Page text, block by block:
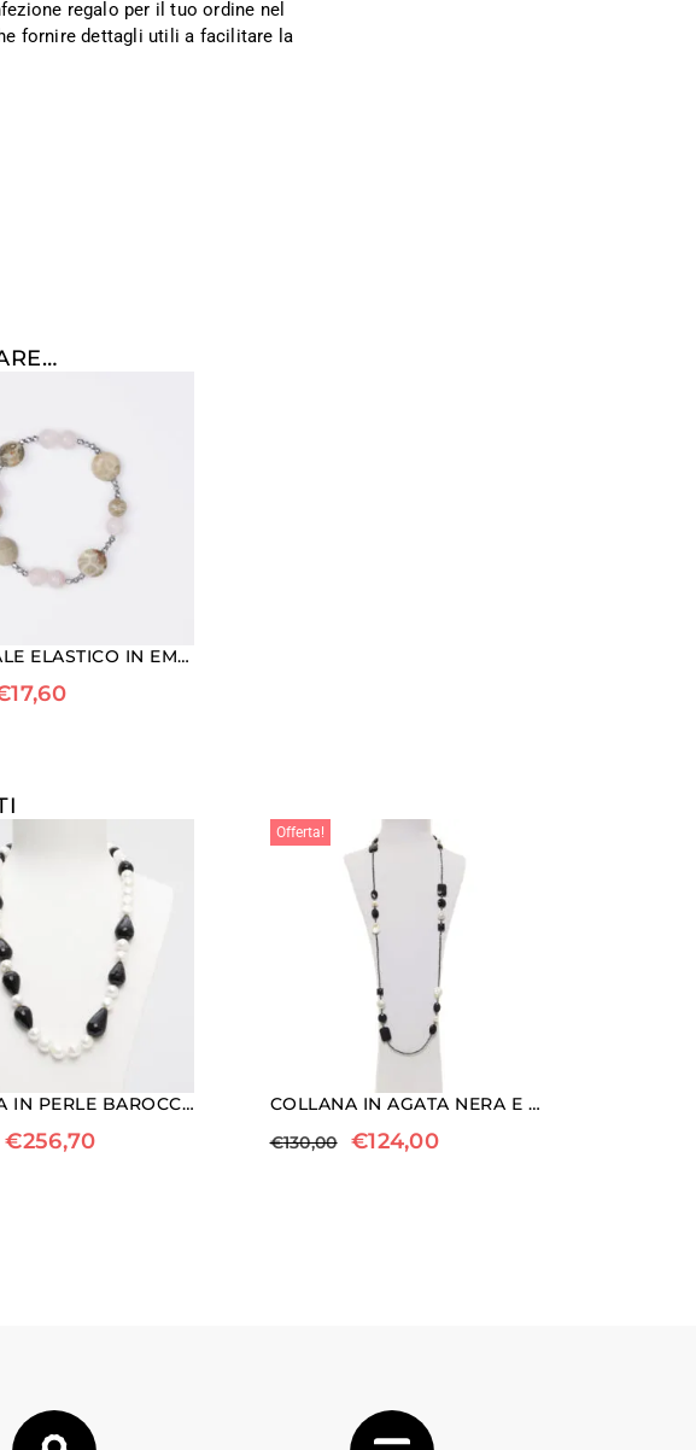
regalo per il tuo ordine nel
fornire dettagli utili a facilitare la
BRACCIALE ELASTICO IN EMATITE, QUARZO ROSA E CORALLO FOSSILE
17,60
COLLANA IN PERLE BAROCCHE E GOCCE DI AGATA NERA
€256,70
Offerta!
COLLANA IN AGATA NERA E PERLE CON EMATITE
€130,00 €124,00